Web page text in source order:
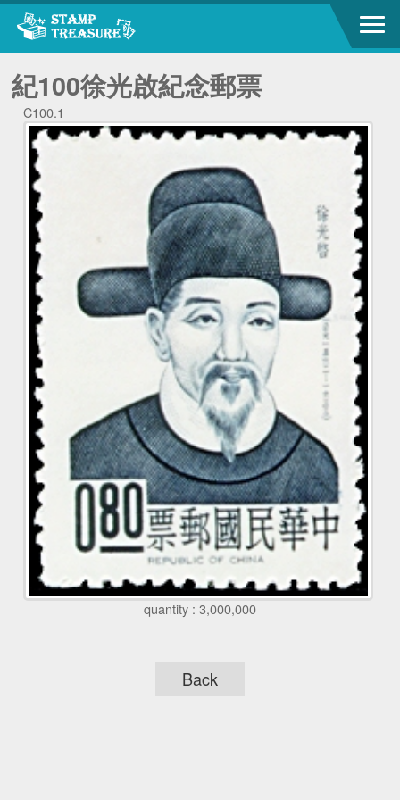
紀100徐光啟紀念郵票
C100.1
quantity : 3,000,000
Back